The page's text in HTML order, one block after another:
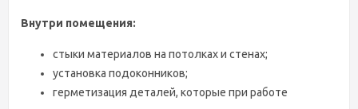
Внутри помещения:
стыки материалов на потолках и стенах;
установка подоконников;
герметизация деталей, которые при работе